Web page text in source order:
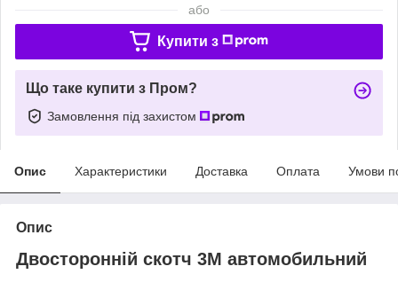
або
Купити з
Що таке купити з Пром?
Замовлення під захистом
Опис Характеристики Доставка Оплата Умови
Опис
Двосторонній скотч 3М автомобильний